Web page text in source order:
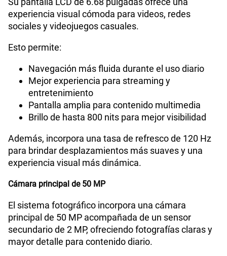
experiencia visual cómoda para videos, redes
sociales y videojuegos casuales.
Esto permite:
Navegación más fluida durante el uso diario
Mejor experiencia para streaming y
entretenimiento
Pantalla amplia para contenido multimedia
Brillo de hasta 800 nits para mejor visibilidad
Además, incorpora una tasa de refresco de 120 Hz
para brindar desplazamientos más suaves y una
experiencia visual más dinámica.
Cámara principal de 50 MP
El sistema fotográfico incorpora una cámara
principal de 50 MP acompañada de un sensor
secundario de 2 MP, ofreciendo fotografías claras y
mayor detalle para contenido diario.